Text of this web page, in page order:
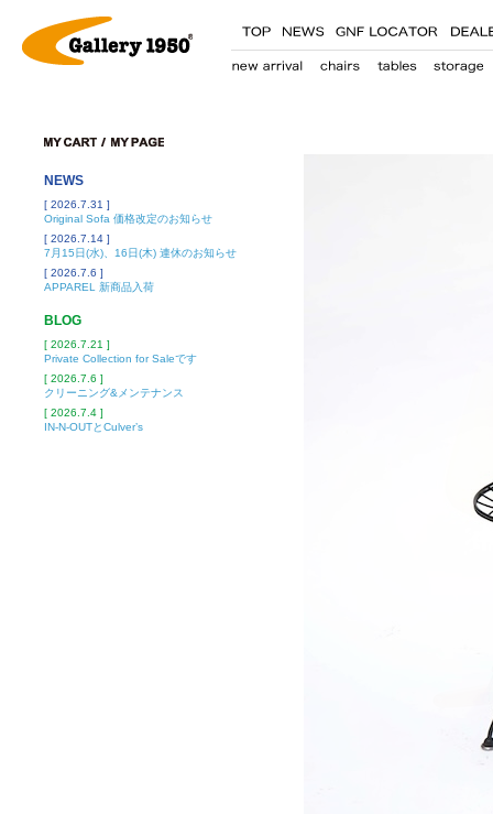
NEWS
[ 2026.7.31 ]
Original Sofa 価格改定のお知らせ
[ 2026.7.14 ]
7月15日(水)、16日(木) 連休のお知らせ
[ 2026.7.6 ]
APPAREL 新商品入荷
BLOG
[ 2026.7.21 ]
Private Collection for Saleです
[ 2026.7.6 ]
クリーニング&メンテナンス
[ 2026.7.4 ]
IN-N-OUTとCulver’s